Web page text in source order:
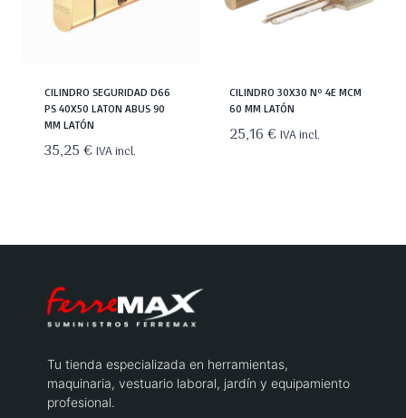
CILINDRO SEGURIDAD D66
PS 40X50 LATON ABUS 90
MM LATÓN
35,25€ IVA incl.
CILINDRO 30X30 Nº 4E MCM
60 MM LATÓN
25,16€ IVA incl.
Tu tienda especializada en herramientas,
maquinaria, vestuario laboral, jardín y equipamiento
profesional.